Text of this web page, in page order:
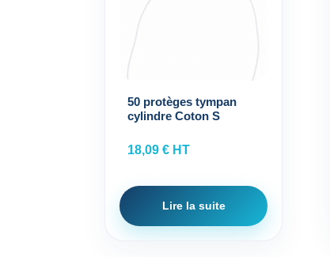
50 protèges tympan
cylindre Coton S
18,09 € HT
Lire la suite